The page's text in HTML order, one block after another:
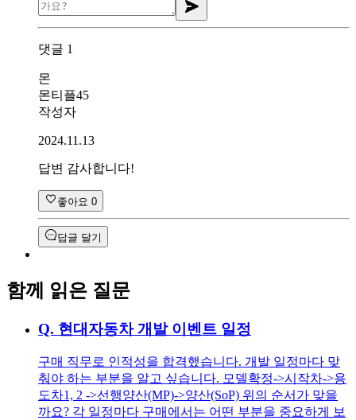
댓글 1
몬
몬티플45
작성자
2024.11.13
답변 감사합니다!
좋아요 0
답글 달기
함께 읽은 질문
Q. 현대자동차 개발 이벤트 일정
구매 직무로 인적성을 합격했습니다. 개발 일정마다 맞
춰야 하는 부분을 알고 싶습니다. 모델확정->시작차->용
도차1, 2 ->선행양산(MP)->양산(SoP) 위의 순서가 맞을
까요? 각 일정마다 구매에서는 어떤 부분을 중요하게 보